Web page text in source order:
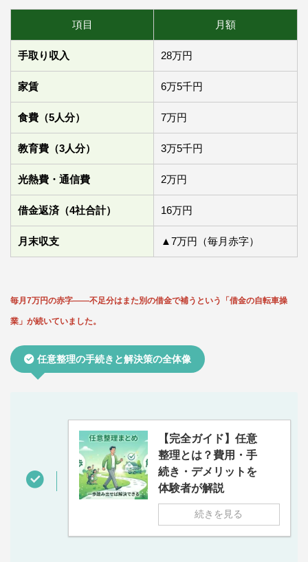
項目 月額
手取り収入 28万円
家賃 6万5千円
食費（5人分） 7万円
教育費（3人分） 3万5千円
光熱費・通信費 2万円
借金返済（4社合計） 16万円
月末収支 ▲7万円（毎月赤字）
毎月7万円の赤字——不足分はまた別の借金で補うという「借金の自転車操
業」が続いていました。
任意整理の手続きと解決策の全体像
【完全ガイド】任意
整理とは？費用・手
続き・デメリットを
体験者が解説
続きを見る